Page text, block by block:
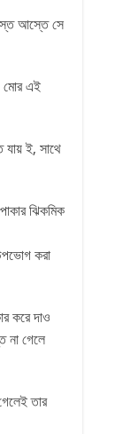
আস্তে সে
মোর এই
ই, সাথে
ঝিকমিক
করা
করে দাও
গেলে
তার